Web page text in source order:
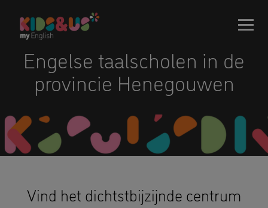
Engelse taalscholen in de
provincie Henegouwen
Vind het dichtstbijzijnde centrum